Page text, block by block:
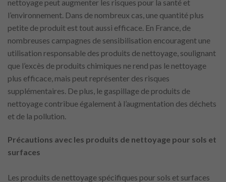
nettoyage peut augmenter les risques pour la santé et
l’environnement. Dans de nombreux cas, une quantité plus
petite de produit est tout aussi efficace. En France, de
nombreuses campagnes de sensibilisation encouragent une
utilisation responsable des produits de nettoyage, soulignant
que l’excès de produits chimiques ne rend pas le nettoyage
plus efficace, mais peut représenter des risques
supplémentaires. De plus, le gaspillage de produits de
nettoyage contribue également à l’augmentation des déchets
et de la pollution.
Précautions avec les produits de nettoyage pour sols et
surfaces
Les produits de nettoyage spécifiques pour sols et surfaces